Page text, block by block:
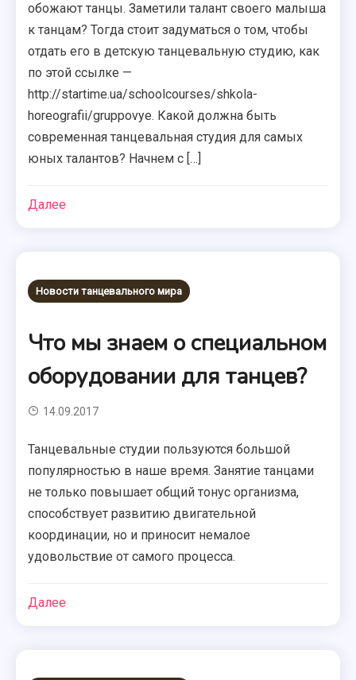
обожают танцы. Заметили талант своего малыша
к танцам? Тогда стоит задуматься о том, чтобы
отдать его в детскую танцевальную студию, как
по этой ссылке —
http://startime.ua/schoolcourses/shkola-
horeografii/gruppovye. Какой должна быть
современная танцевальная студия для самых
юных талантов? Начнем с […]
Далее
Новости танцевального мира
Что мы знаем о специальном
оборудовании для танцев?
14.09.2017
Танцевальные студии пользуются большой
популярностью в наше время. Занятие танцами
не только повышает общий тонус организма,
способствует развитию двигательной
координации, но и приносит немалое
удовольствие от самого процесса.
Далее